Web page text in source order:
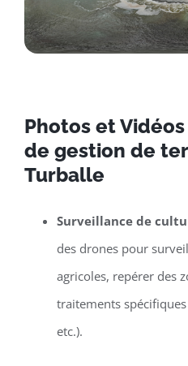
Photos et
de gestion de
Turballe
Surveillance de
des drones pour
agricoles, repérer des
traitements
etc.).